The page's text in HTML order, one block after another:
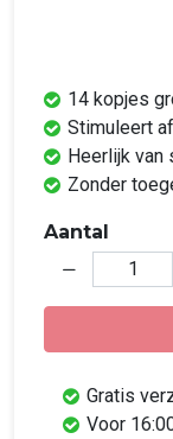
14 kopjes
Stimuleert
Heerlijk van
Zonder
Aantal
Gratis
Voor